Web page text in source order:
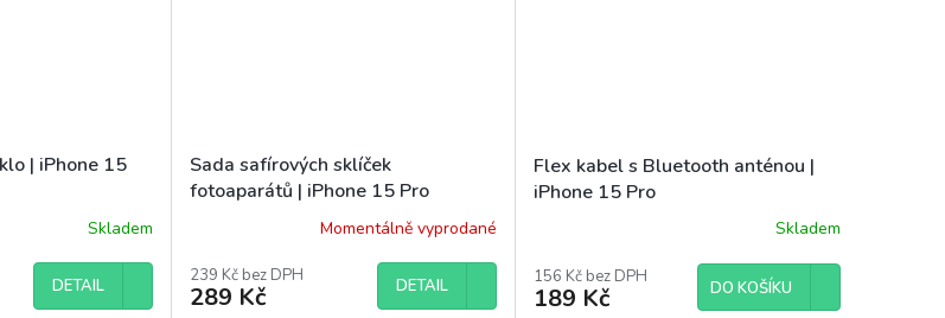
| iPhone 15
Skladem
DETAIL
Sada safírových sklíček
fotoaparátů | iPhone 15 Pro
Momentálně vyprodané
239 Kč bez DPH
289 Kč DETAIL
Flex kabel s Bluetooth anténou |
iPhone 15 Pro
Skladem
156 Kč bez DPH
189 Kč DO KOŠÍKU